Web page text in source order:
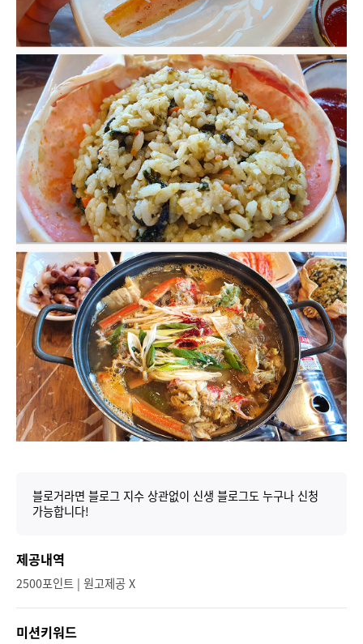
블로거라면 블로그 지수 상관없이 신생 블로그도 누구나 신청
가능합니다!
제공내역
2500포인트 | 원고제공 X
미션키워드